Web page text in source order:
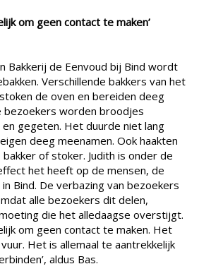
om geen contact te maken’
Bakkerij de Eenvoud bij Bind wordt
Verschillende bakkers van het
de oven en bereiden deeg
bezoekers worden broodjes
gegeten. Het duurde niet lang
deeg meenamen. Ook haakten
bakker of stoker. Judith is onder de
het heeft op de mensen, de
Bind. De verbazing van bezoekers
alle bezoekers dit delen,
die het alledaagse overstijgt.
om geen contact te maken. Het
Het is allemaal te aantrekkelijk
aldus Bas.